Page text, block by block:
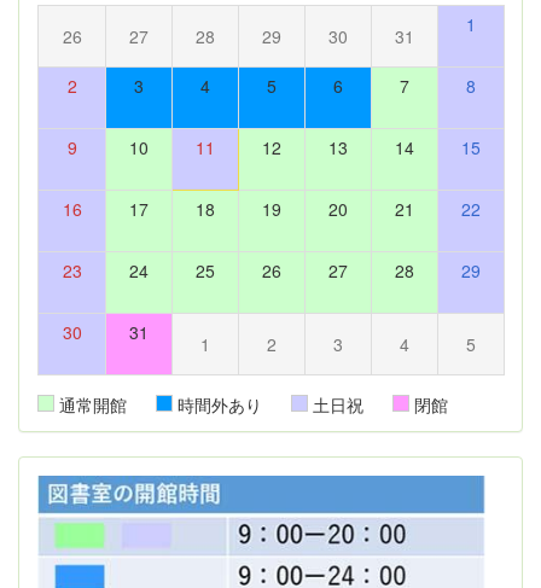
26 27 28 29 30 31 1
2 3 4 5 6 7 8
9 10 11 12 13 14 15
16 17 18 19 20 21 22
23 24 25 26 27 28 29
30 31 1 2 3 4 5
通常開館 時間外あり 土日祝 閉館